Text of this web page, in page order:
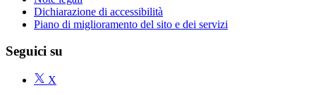
Dichiarazione di accessibilità
Piano di miglioramento del sito e dei servizi
Seguici su
X